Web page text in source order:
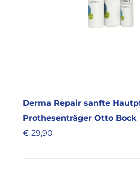
Derma Repair sanfte
Prothesenträger Otto Bock
€ 29,90